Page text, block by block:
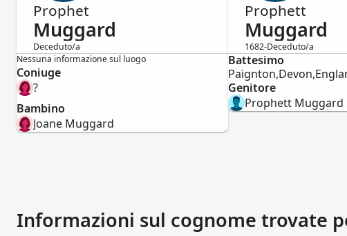
Prophet
Muggard
Deceduto/a
Maschio
Nessuna informazione sul luogo
Coniuge
?
Bambino
Joane Muggard
Prophett
Muggard
1682-Deceduto/a
Maschio
Battesimo
Genitore
Prophett Muggard
Informazioni sul cognome trovate